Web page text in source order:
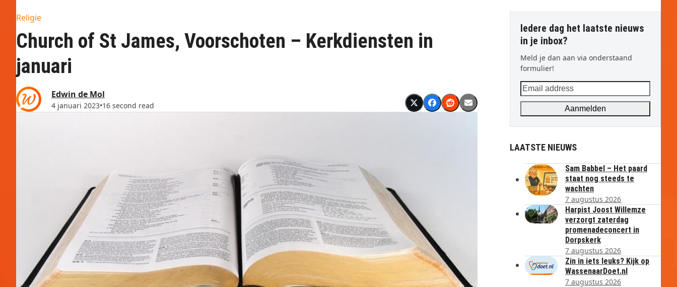
Religie
Church of St James, Voorschoten – Kerkdiensten in
januari
Edwin de Mol
4 januari 2023•16 second read
Iedere dag het laatste nieuws
in je inbox?
Meld je dan aan via onderstaand
formulier!
Email
address
Aanmelden
LAATSTE NIEUWS
Sam Babbel – Het paard
staat nog steeds te
wachten
7 augustus 2026
Harpist Joost Willemze
verzorgt zaterdag
promenadeconcert in
Dorpskerk
7 augustus 2026
Zin in iets leuks? Kijk op
WassenaarDoet.nl
7 augustus 2026